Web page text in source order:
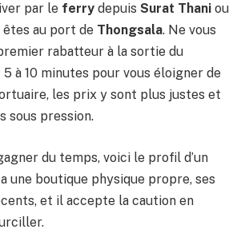
par le ferry depuis Surat Thani ou
êtes au port de Thongsala. Ne vous
rabatteur à la sortie du
5 à 10 minutes pour vous éloigner de
les prix y sont plus justes et
sous pression.
du temps, voici le profil d’un
une boutique physique propre, ses
et il accepte la caution en